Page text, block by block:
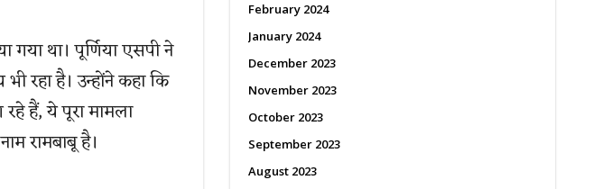
गया था। पूर्णिया एसपी ने
रहा है। उन्होंने कहा कि
हैं, ये पूरा मामला
रामबाबू है।
February 2024
January 2024
December 2023
November 2023
October 2023
September 2023
August 2023